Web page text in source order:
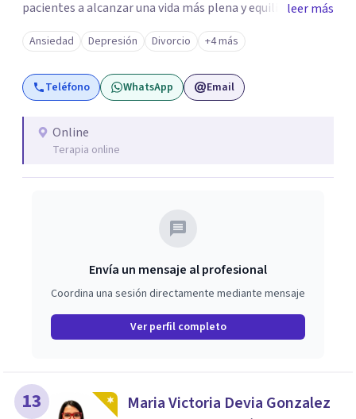
pacientes a alcanzar una vida más plena y equilibrada. Si
estás atravesando una crisis y sentís que necesitás ayuda
o quisieras profundizar en tu autoconocimiento, te invito
a que me contactes para acompañarte en el proceso.
leer más
Ansiedad Depresión Divorcio +4 más
Teléfono WhatsApp Email
Online
Terapia online
Envía un mensaje al profesional
Coordina una sesión directamente mediante mensaje
Ver perfil completo
13 Maria Victoria Devia Gonzalez